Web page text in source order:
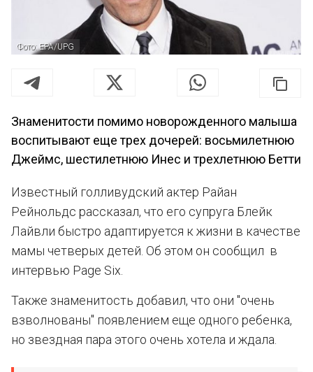
Фото: EPA/UPG
Знаменитости помимо новорожденного малыша
воспитывают еще трех дочерей: восьмилетнюю
Джеймс, шестилетнюю Инес и трехлетнюю Бетти
Известный голливудский актер Райан
Рейнольдс рассказал, что его супруга Блейк
Лайвли быстро адаптируется к жизни в качестве
мамы четверых детей. Об этом он сообщил в
интервью Page Six.
Также знаменитость добавил, что они "очень
взволнованы" появлением еще одного ребенка,
но звездная пара этого очень хотела и ждала.